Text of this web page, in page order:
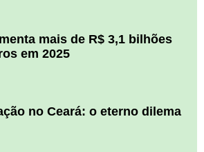
mais de R$ 3,1 bilhões
em 2025
no Ceará: o eterno dilema